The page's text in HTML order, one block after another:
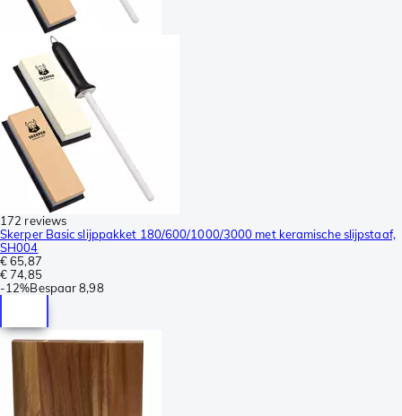
172 reviews
Skerper Basic slijppakket 180/600/1000/3000 met keramische slijpstaaf,
SH004
€ 65,87
€ 74,85
-12%Bespaar 8,98